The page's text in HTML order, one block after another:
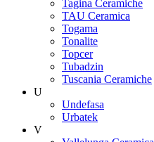
Tagina Ceramiche
TAU Ceramica
Togama
Tonalite
Topcer
Tubadzin
Tuscania Ceramiche
U
Undefasa
Urbatek
V